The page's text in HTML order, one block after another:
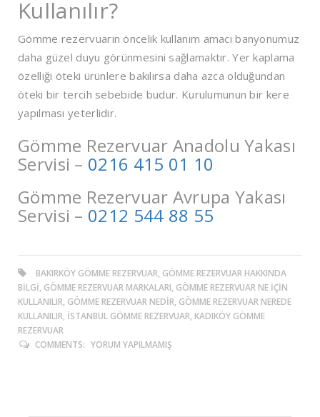
Kullanılır?
Gömme rezervuarın öncelik kullanım amacı banyonumuz
daha güzel duyu görünmesini sağlamaktır. Yer kaplama
özelliği öteki ürünlere bakılırsa daha azca olduğundan
öteki bir tercih sebebide budur. Kurulumunun bir kere
yapılması yeterlidir.
Gömme Rezervuar Anadolu Yakası
Servisi – 0216 415 01 10
Gömme Rezervuar Avrupa Yakası
Servisi – 0212 544 88 55
BAKIRKÖY GÖMME REZERVUAR, GÖMME REZERVUAR HAKKINDA
BILGI, GÖMME REZERVUAR MARKALARI, GÖMME REZERVUAR NE IÇIN
KULLANILIR, GÖMME REZERVUAR NEDIR, GÖMME REZERVUAR NEREDE
KULLANILIR, ISTANBUL GÖMME REZERVUAR, KADIKÖY GÖMME
REZERVUAR
COMMENTS: YORUM YAPILMAMIŞ